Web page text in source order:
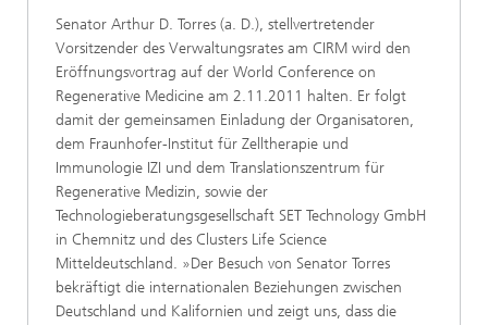
Senator Arthur D. Torres (a. D.), stellvertretender
Vorsitzender des Verwaltungsrates am CIRM wird den
Eröffnungsvortrag auf der World Conference on
Regenerative Medicine am 2.11.2011 halten. Er folgt
damit der gemeinsamen Einladung der Organisatoren,
dem Fraunhofer-Institut für Zelltherapie und
Immunologie IZI und dem Translationszentrum für
Regenerative Medizin, sowie der
Technologieberatungsgesellschaft SET Technology GmbH
in Chemnitz und des Clusters Life Science
Mitteldeutschland. »Der Besuch von Senator Torres
bekräftigt die internationalen Beziehungen zwischen
Deutschland und Kalifornien und zeigt uns, dass die